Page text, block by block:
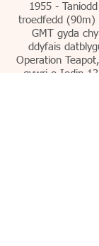
1955 -
troedfedd (90m)
GMT gyda
ddyfais
Operation
gywri o Iodin-